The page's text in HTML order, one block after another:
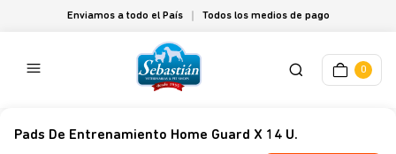
Enviamos a todo el País Todos los medios de pago
0
Pads De Entrenamiento Home Guard X 14 U.